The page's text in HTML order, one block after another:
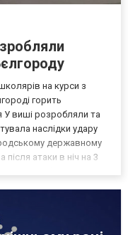
на курси з
горить
У виші розробляли та
наслідки удару
державному
після атаки в ніч на 3